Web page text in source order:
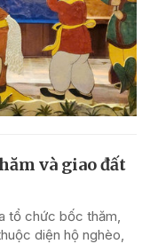
và giao đất
tổ chức bốc thăm,
diện hộ nghèo,